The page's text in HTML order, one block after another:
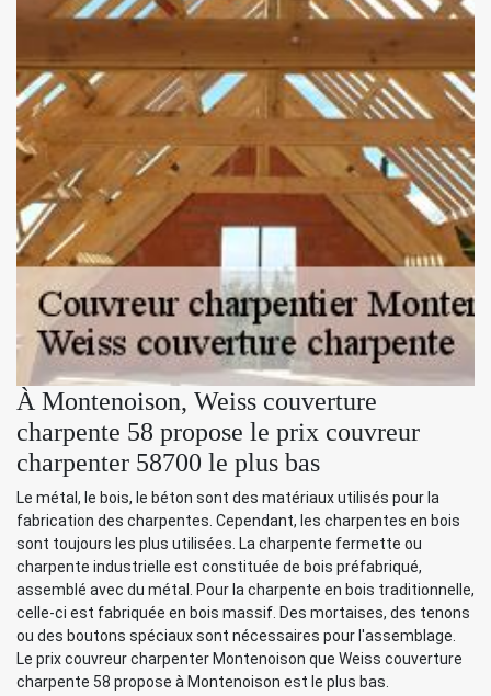
À Montenoison, Weiss couverture
charpente 58 propose le prix couvreur
charpenter 58700 le plus bas
Le métal, le bois, le béton sont des matériaux utilisés pour la
fabrication des charpentes. Cependant, les charpentes en bois
sont toujours les plus utilisées. La charpente fermette ou
charpente industrielle est constituée de bois préfabriqué,
assemblé avec du métal. Pour la charpente en bois traditionnelle,
celle-ci est fabriquée en bois massif. Des mortaises, des tenons
ou des boutons spéciaux sont nécessaires pour l'assemblage.
Le prix couvreur charpenter Montenoison que Weiss couverture
charpente 58 propose à Montenoison est le plus bas.